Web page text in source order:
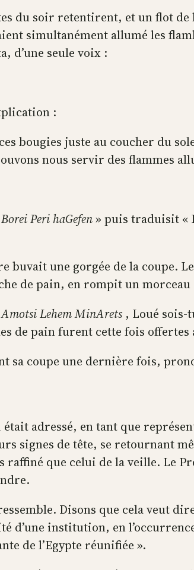
du soir retentirent, et un flot
simultanément allumé les
d’une seule voix :
:
bougies juste au coucher du
nous servir des flammes
Peri haGefen» puis traduisit «
buvait une gorgée de la coupe.
de pain, en rompit un
Lehem MinArets, Loué sois-
de pain furent cette fois offertes
sa coupe une dernière fois,
adressé, en tant que
signes de tête, se retournant
que celui de la veille. Le
Disons que cela veut
d’une institution, en
de l’Egypte réunifiée ».